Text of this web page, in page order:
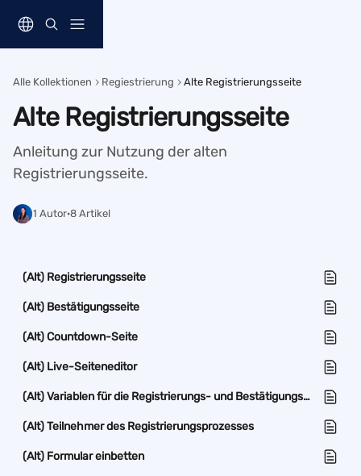
Alle Kollektionen Regiestrierung Alte Registrierungsseite
Alte Registrierungsseite
Anleitung zur Nutzung der alten
Registrierungsseite.
1 Autor·8 Artikel
(Alt) Registrierungsseite
(Alt) Bestätigungsseite
(Alt) Countdown-Seite
(Alt) Live-Seiteneditor
(Alt) Variablen für die Registrierungs- und Bestätigungsseite
(Alt) Teilnehmer des Registrierungsprozesses
(Alt) Formular einbetten